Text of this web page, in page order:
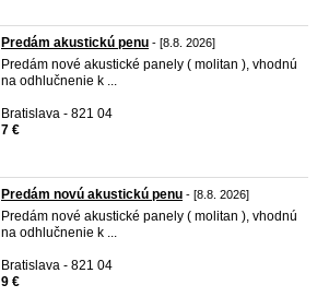
Predám akustickú penu - [8.8. 2026]
Predám nové akustické panely ( molitan ), vhodnú
na odhlučnenie k ...
Bratislava - 821 04
7 €
Predám novú akustickú penu - [8.8. 2026]
Predám nové akustické panely ( molitan ), vhodnú
na odhlučnenie k ...
Bratislava - 821 04
9 €